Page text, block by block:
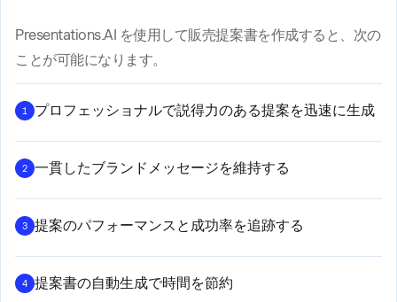
Presentations.AI を使用して販売提案書を作成すると、次の
ことが可能になります。
1 プロフェッショナルで説得力のある提案を迅速に生成
2 一貫したブランドメッセージを維持する
3 提案のパフォーマンスと成功率を追跡する
4 提案書の自動生成で時間を節約